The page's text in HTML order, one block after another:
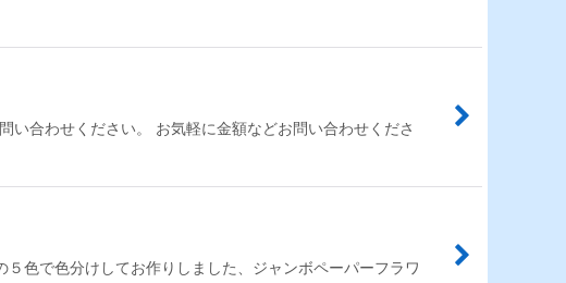
合わせください。 お気軽に金額などお問い合わせくださ
色で色分けしてお作りしました、ジャンボペーパーフラワ